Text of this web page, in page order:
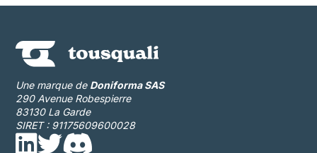
Une marque de Doniforma SAS
290 Avenue Robespierre
83130 La Garde
SIRET : 91175609600028